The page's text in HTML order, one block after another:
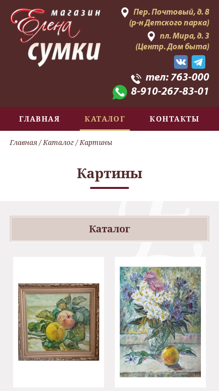
Пер. Почтовый, д. 8
(р-н Детского парка)
пл. Мира, д. 3
(Центр. Дом быта)
тел:763-000
8-910-267-83-01
ГЛАВНАЯ КАТАЛОГ КОНТАКТЫ
Главная/Каталог/ Картины
Картины
Каталог